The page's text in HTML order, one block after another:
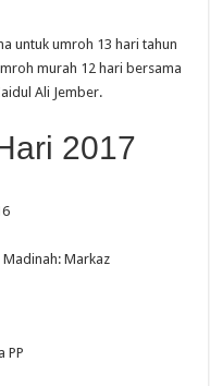
untuk umroh 13 hari tahun
murah 12 hari bersama
Ali Jember.
2017
Markaz
PP